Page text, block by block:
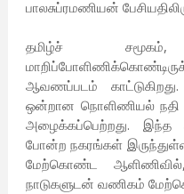
பாலசுப்ரமணியன்
தமிழ்ச்
ஆவணப்படம்
ஒன்றான நொளிணியல் நதி
அழைக்கப்பெற்றது.
போன்ற நகரங்கள்
மேற்கொண்ட
நாடுகளுடன் வணிகம்